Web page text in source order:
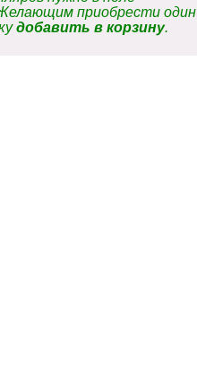
приобрести один
добавить в корзину.